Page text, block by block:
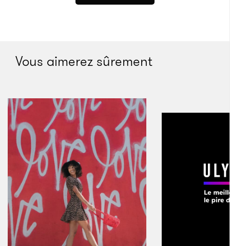
Ils ne se réveillaient qu’une seule fois par jour
Crédits : Prometheus, Twentieth Century Fox
Vous aimerez sûrement